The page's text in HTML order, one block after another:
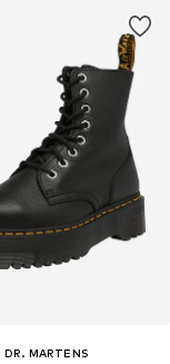
DR. MARTENS